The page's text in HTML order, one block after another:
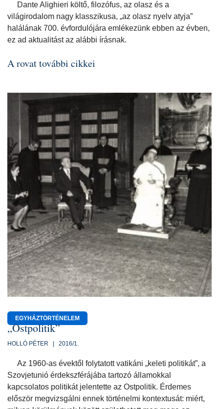
Dante Alighieri költő, filozófus, az olasz és a
világirodalom nagy klasszikusa, „az olasz nyelv atyja”
halálának 700. évfordulójára emlékezünk ebben az évben,
ez ad aktualitást az alábbi írásnak.
A rovat további cikkei
EGYHÁZTÖRTÉNELEM
„Ostpolitik”
HOLLÓ PÉTER | 2016/1.
Az 1960-as évektől folytatott vatikáni „keleti politikát”, a
Szovjetunió érdekszférájába tartozó államokkal
kapcsolatos politikát jelentette az Ostpolitik. Érdemes
először megvizsgálni ennek történelmi kontextusát: miért,